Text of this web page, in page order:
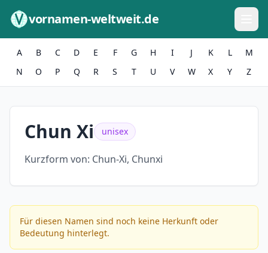
vornamen-weltweit.de
A B C D E F G H I J K L
M
N
O P Q R S T U V W X Y Z
Chun Xi unisex
Kurzform von: Chun-Xi, Chunxi
Für diesen Namen sind noch keine Herkunft oder
Bedeutung hinterlegt.